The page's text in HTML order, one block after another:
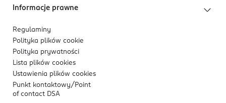
Informacje prawne
Regulaminy
Polityka plików cookie
Polityka prywatności
Lista plików cookies
Ustawienia plików cookies
Punkt kontaktowy/ Point
of contact DSA